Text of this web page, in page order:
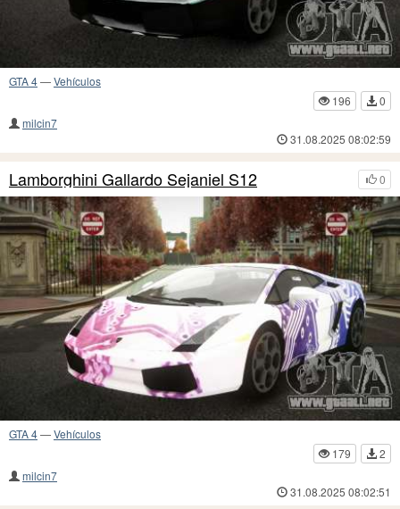
GTA 4—Vehículos
196
0
milcin7
31.08.2025 08:02:59
0
Lamborghini Gallardo Sejaniel S12
GTA 4—Vehículos
179
2
milcin7
31.08.2025 08:02:51